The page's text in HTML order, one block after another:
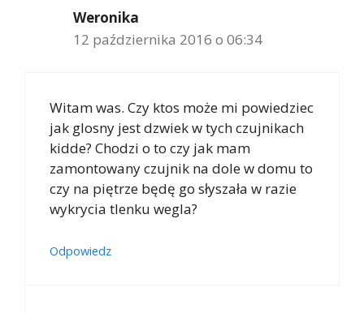
Weronika
12 października 2016 o 06:34
Witam was. Czy ktos może mi powiedziec
jak glosny jest dzwiek w tych czujnikach
kidde? Chodzi o to czy jak mam
zamontowany czujnik na dole w domu to
czy na piętrze będę go słyszała w razie
wykrycia tlenku wegla?
Odpowiedz